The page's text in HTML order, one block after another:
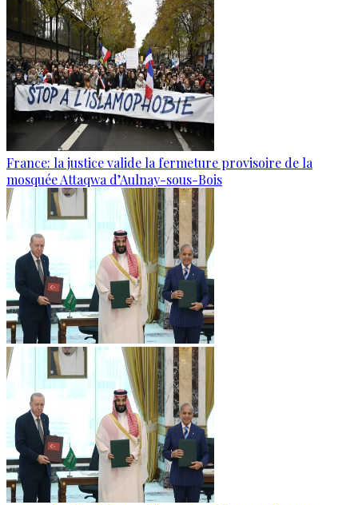
France: la justice valide la fermeture provisoire de la
mosquée Attaqwa d’Aulnay-sous-Bois